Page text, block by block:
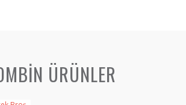
ÜRÜNLER